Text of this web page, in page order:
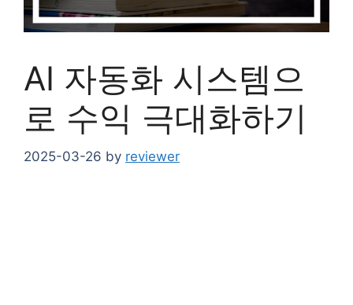
AI 자동화 시스템으
로 수익 극대화하기
2025-03-26 by reviewer